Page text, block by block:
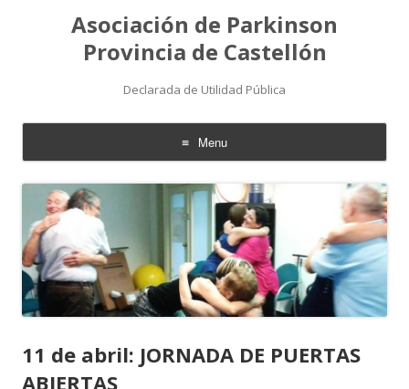
Asociación de Parkinson
Provincia de Castellón
Declarada de Utilidad Pública
Menu
Skip
to
content
11 de abril: JORNADA DE PUERTAS
ABIERTAS